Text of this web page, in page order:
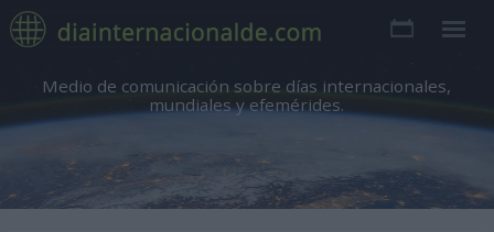
Medio de comunicación sobre días internacionales,
mundiales y efemérides.